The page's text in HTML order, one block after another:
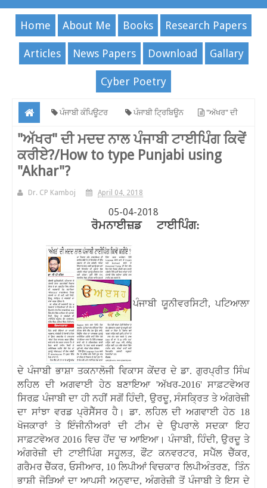
Home About Me Books Research Papers
Articles News Papers Download Gallary
Cyber Poetry
ਪੰਜਾਬੀ ਕੰਪਿਊਟਰ ਪੰਜਾਬੀ ਟ੍ਰਿਬਿਊਨ "ਅੱਖਰ" ਦੀ
ਮਦਦ ਨਾਲ ਪੰਜਾਬੀ ਟਾਈਪਿੰਗ ਕਿਵੇਂ ਕਰੀਏ?/How to type Punjabi using
"Akhar"?
"ਅੱਖਰ" ਦੀ ਮਦਦ ਨਾਲ ਪੰਜਾਬੀ ਟਾਈਪਿੰਗ ਕਿਵੇਂ
ਕਰੀਏ?/How to type Punjabi using
"Akhar"?
Dr. CP Kamboj April 04, 2018
05-04-2018
ਰੋਮਨਾਈਜ਼ਡ ਟਾਈਪਿੰਗ:
ਪੰਜਾਬੀ ਯੂਨੀਵਰਸਿਟੀ, ਪਟਿਆਲਾ
ਦੇ ਪੰਜਾਬੀ ਭਾਸ਼ਾ ਤਕਨਾਲੋਜੀ ਵਿਕਾਸ ਕੇਂਦਰ ਦੇ ਡਾ. ਗੁਰਪ੍ਰੀਤ ਸਿੰਘ
ਲਹਿਲ ਦੀ ਅਗਵਾਈ ਹੇਠ ਬਣਾਇਆ'ਅੱਖਰ-2016' ਸਾਫ਼ਟਵੇਅਰ
ਸਿਰਫ਼ ਪੰਜਾਬੀ ਦਾ ਹੀ ਨਹੀਂ ਸਗੋਂ ਹਿੰਦੀ, ਉਰਦੂ, ਸੰਸਕ੍ਰਿਤ ਤੇ ਅੰਗਰੇਜ਼ੀ
ਦਾ ਸਾਂਝਾ ਵਰਡ ਪ੍ਰੋਸੈੱਸਰ ਹੈ । ਡਾ. ਲਹਿਲ ਦੀ ਅਗਵਾਈ ਹੇਠ 18
ਖੋਜਕਾਰਾਂ ਤੇ ਇੰਜੀਨੀਅਰਾਂ ਦੀ ਟੀਮ ਦੇ ਉਪਰਾਲੇ ਸਦਕਾ ਇਹ
ਸਾਫ਼ਟਵੇਅਰ 2016 ਵਿਚ ਹੋਂਦ 'ਚ ਆਇਆ। ਪੰਜਾਬੀ, ਹਿੰਦੀ, ਉਰਦੂ ਤੇ
ਅੰਗਰੇਜ਼ੀ ਦੀ ਟਾਈਪਿੰਗ ਸਹੂਲਤ,ਫੌਂਟ ਕਨਵਰਟਰ,ਸਪੈੱਲ ਚੈੱਕਰ,
ਗਰੈਮਰ ਚੈੱਕਰ, ਓਸੀਆਰ, 10 ਲਿਪੀਆਂ ਵਿਚਕਾਰ ਲਿਪੀਅੰਤਰਣ, ਤਿੰਨ
ਭਾਸ਼ੀ ਜੋੜਿਆਂ ਦਾ ਆਪਸੀ ਅਨੁਵਾਦ,ਅੰਗਰੇਜ਼ੀ ਤੋਂ ਪੰਜਾਬੀ ਤੇ ਇਸ ਦੇ